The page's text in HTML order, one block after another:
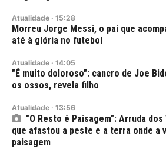
Atualidade · 15:28
Morreu Jorge Messi, o pai que
até à glória no futebol
Atualidade · 14:05
"É muito doloroso": cancro de Joe
os ossos, revela filho
Atualidade · 13:56
"O Resto é Paisagem": Arruda
que afastou a peste e a terra onde a
paisagem